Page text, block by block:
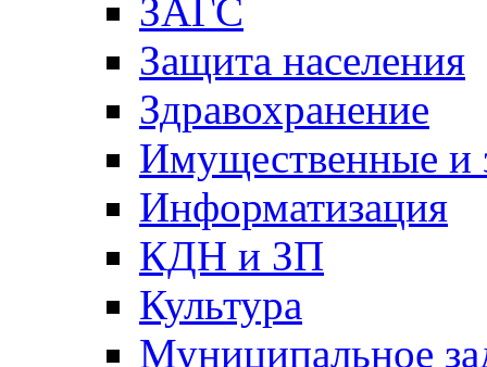
ЗАГС
Защита населения
Здравохранение
Имущественные и
Информатизация
КДН и ЗП
Культура
Муниципальное